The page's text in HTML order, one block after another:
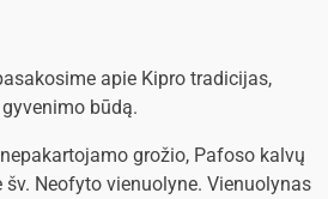
apie Kipro tradicijas,
būdą.
grožio, Pafoso kalvų
Neofyto vienuolyne. Vienuolynas